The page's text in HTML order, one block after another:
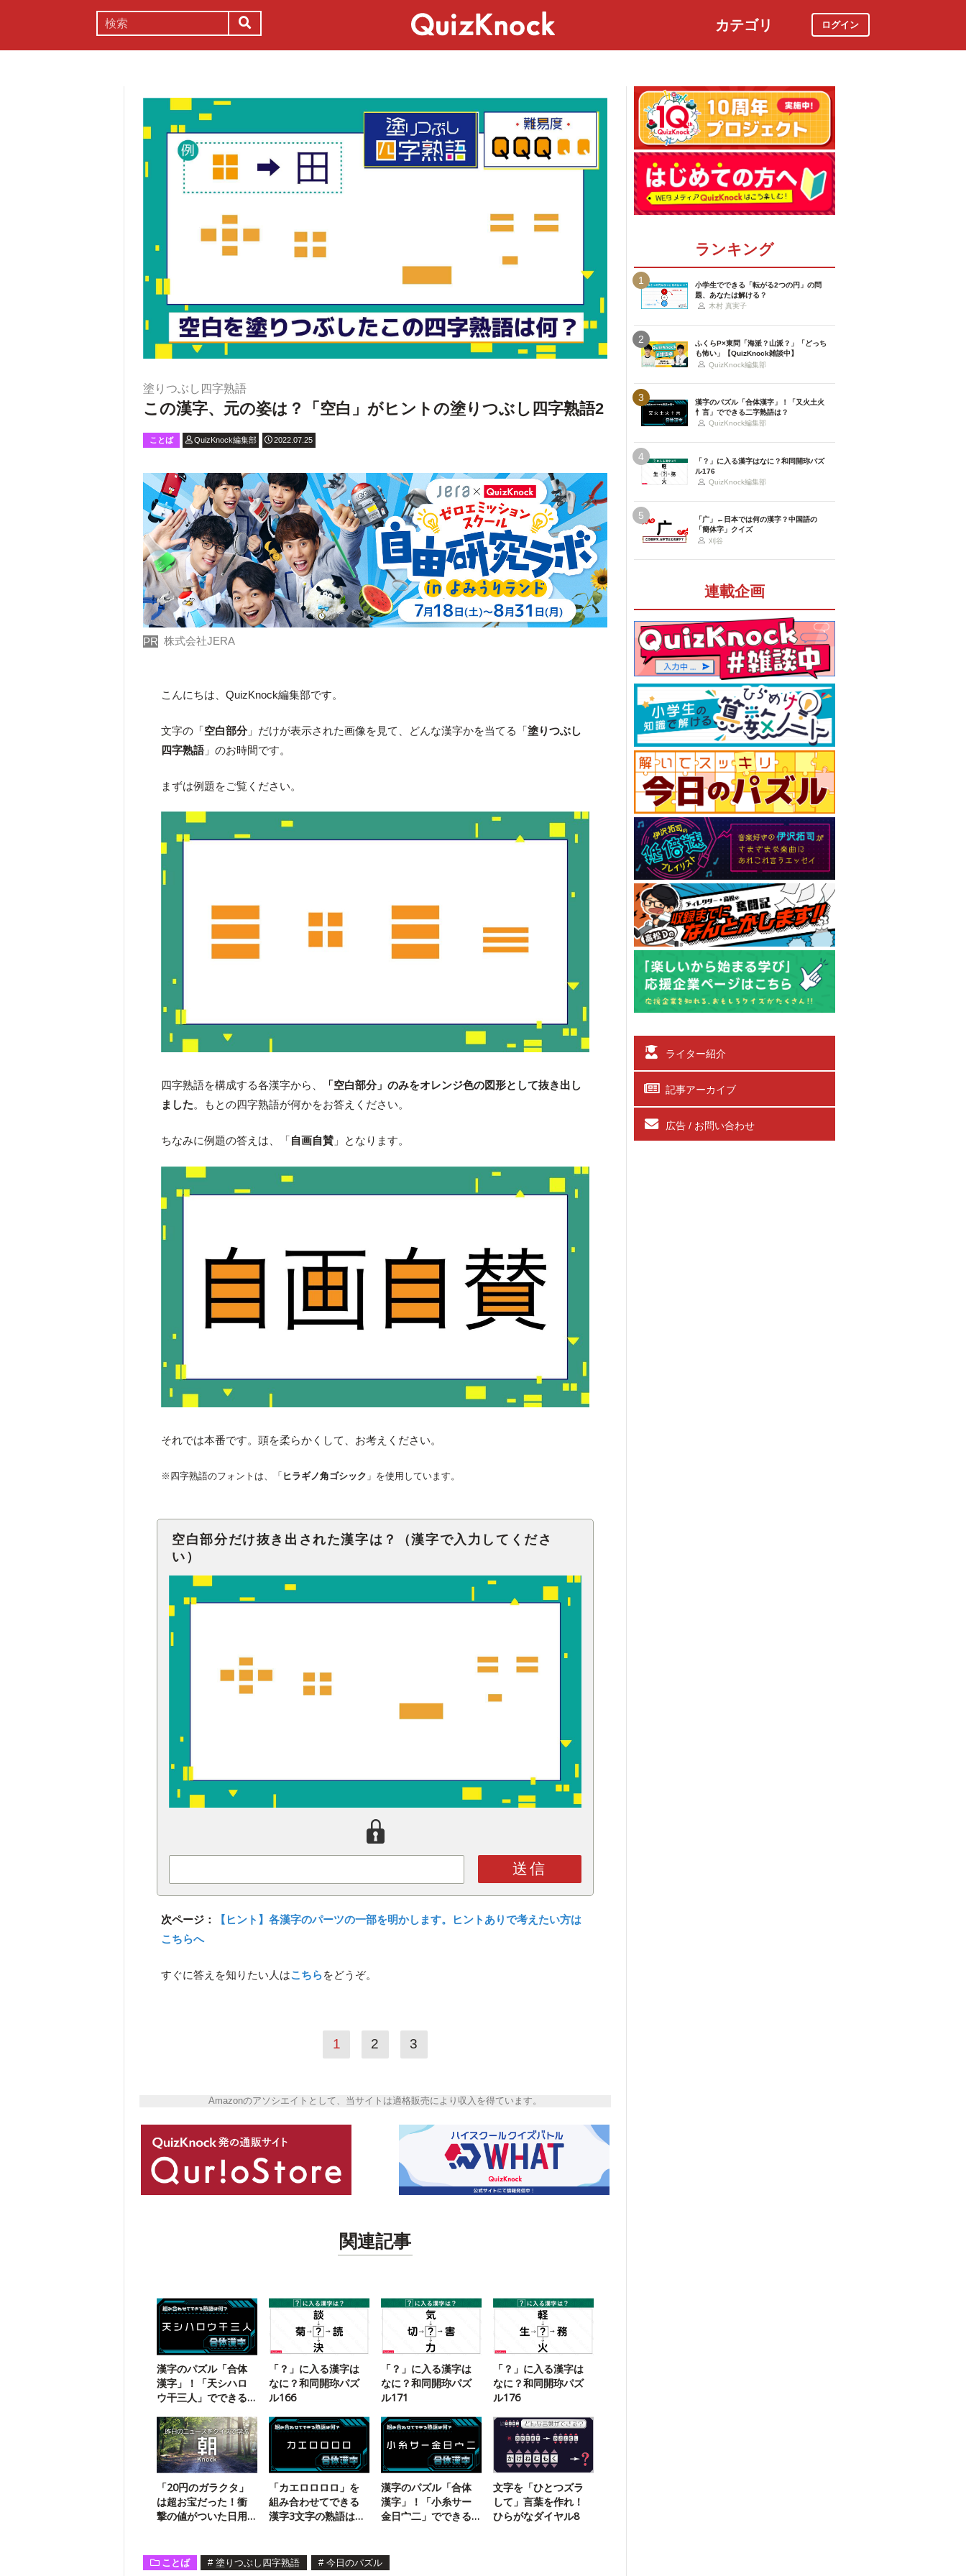
カテゴリ ログイン
塗りつぶし四字熟語
この漢字、元の姿は？「空白」がヒントの塗りつぶし四字熟語2
ことば QuizKnock編集部 2022.07.25
PR 株式会社JERA
こんにちは、QuizKnock編集部です。
文字の「空白部分」だけが表示された画像を見て、どんな漢字かを当てる「塗りつぶし
四字熟語」のお時間です。
まずは例題をご覧ください。
四字熟語を構成する各漢字から、
「空白部分」のみをオレンジ色の図形として抜き出し
ました。もとの四字熟語が何かをお答えください。
ちなみに例題の答えは、「自画自賛 」となります。
それでは本番です。頭を柔らかくして、お考えください。
※四字熟語のフォントは、「 ヒラギノ角ゴシック 」を使用しています。
空白部分だけ抜き出された漢字は？（漢字で入力してくださ
い）
送信
次ページ：
【ヒント】各漢字のパーツの一部を明かします。ヒントありで考えたい方は
こちらへ
すぐに答えを知りたい人はこちらをどうぞ。
1 2 3
Amazonのアソシエイトとして、当サイトは適格販売により収入を得ています。
関連記事
漢字のパズル「合体
漢字」！「天シハロ
ウ干三人」でできる
「？」に入る漢字は
なに？和同開珎パズ
ル166
「？」に入る漢字は
なに？和同開珎パズ
ル171
「？」に入る漢字は
なに？和同開珎パズ
ル176
「20円のガラクタ」
は超お宝だった！衝
撃の値がついた日用
「カエロロロロ」を
組み合わせてできる
漢字3文字の熟語は？
漢字のパズル「合体
漢字」！「小糸サー
金日宀二」でできる
文字を「ひとつズラ
して」言葉を作れ！
ひらがなダイヤル8
ことば # 塗りつぶし四字熟語 # 今日のパズル
ランキング
1
小学生でできる「転がる2つの円」の問
題、あなたは解ける？
木村 真実子
2
ふくらP×東問「海派？山派？」「どっち
も怖い」【QuizKnock雑談中】
QuizKnock編集部
3
漢字のパズル「合体漢字」！「又火土火
忄言」でできる二字熟語は？
QuizKnock編集部
4
「？」に入る漢字はなに？和同開珎パズ
ル176
QuizKnock編集部
5
「广」←日本では何の漢字？中国語の
「簡体字」クイズ
刈谷
連載企画
ライター紹介
記事アーカイブ
広告 / お問い合わせ